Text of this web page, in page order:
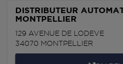
DISTRIBUTEUR
MONTPELLIER
129 AVENUE DE LODEVE
34070 MONTPELLIER